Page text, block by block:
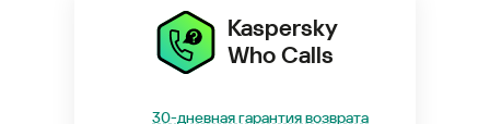
Kaspersky
Who Calls
30-дневная гарантия возврата